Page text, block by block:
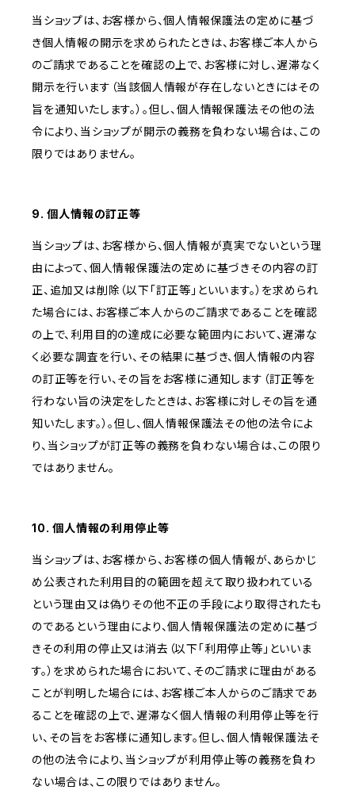
当ショップは、お客様から、個人情報保護法の定めに基づ
き個人情報の開示を求められたときは、お客様ご本人から
のご請求であることを確認の上で、お客様に対し、遅滞なく
開示を行います（当該個人情報が存在しないときにはその
旨を通知いたします。）。但し、個人情報保護法その他の法
令により、当ショップが開示の義務を負わない場合は、この
限りではありません。
9. 個人情報の訂正等
当ショップは、お客様から、個人情報が真実でないという理
由によって、個人情報保護法の定めに基づきその内容の訂
正、追加又は削除（以下「訂正等」といいます。）を求められ
た場合には、お客様ご本人からのご請求であることを確認
の上で、利用目的の達成に必要な範囲内において、遅滞な
く必要な調査を行い、その結果に基づき、個人情報の内容
の訂正等を行い、その旨をお客様に通知します（訂正等を
行わない旨の決定をしたときは、お客様に対しその旨を通
知いたします。）。但し、個人情報保護法その他の法令によ
り、当ショップが訂正等の義務を負わない場合は、この限り
ではありません。
10. 個人情報の利用停止等
当ショップは、お客様から、お客様の個人情報が、あらかじ
め公表された利用目的の範囲を超えて取り扱われている
という理由又は偽りその他不正の手段により取得されたも
のであるという理由により、個人情報保護法の定めに基づ
きその利用の停止又は消去（以下「利用停止等」といいま
す。）を求められた場合において、そのご請求に理由がある
ことが判明した場合には、お客様ご本人からのご請求であ
ることを確認の上で、遅滞なく個人情報の利用停止等を行
い、その旨をお客様に通知します。但し、個人情報保護法そ
の他の法令により、当ショップが利用停止等の義務を負わ
ない場合は、この限りではありません。